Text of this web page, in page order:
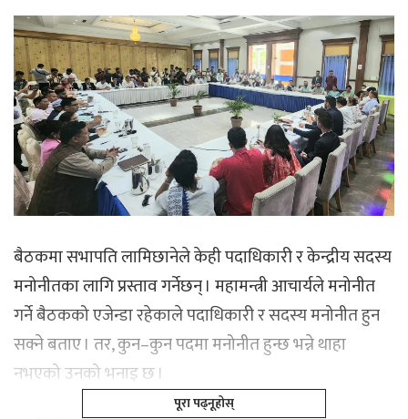
बैठकमा सभापति लामिछानेले केही पदाधिकारी र केन्द्रीय सदस्य
मनोनीतका लागि प्रस्ताव गर्नेछन् । महामन्त्री आचार्यले मनोनीत
गर्ने बैठकको एजेन्डा रहेकाले पदाधिकारी र सदस्य मनोनीत हुन
सक्ने बताए । तर, कुन–कुन पदमा मनोनीत हुन्छ भन्ने थाहा
नभएको उनको भनाइ छ ।
पूरा पढ्नूहोस्